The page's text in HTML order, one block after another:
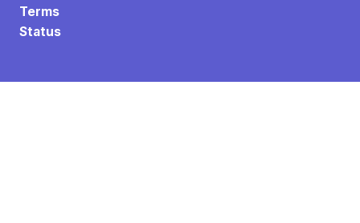
Terms
Status